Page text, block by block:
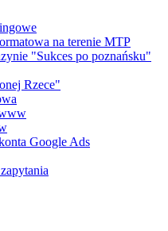
na terenie MTP
"Sukces po poznańsku"
Rzece"
Google Ads